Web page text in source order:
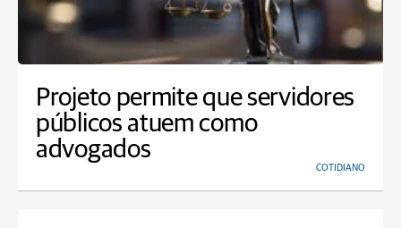
Projeto permite que servidores
públicos atuem como
advogados
COTIDIANO